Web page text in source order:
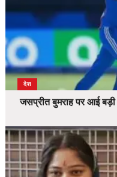
देश
जसप्रीत बुमराह पर आई